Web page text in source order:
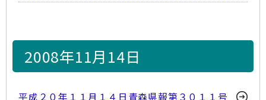
2008年11月14日
平成２０年１１月１４日青森県報第３０１１号